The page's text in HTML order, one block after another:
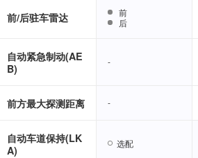
前/后驻车雷达
前
后
自动紧急制动(AE
B)
-
前方最大探测距离 -
自动车道保持(LK
A)
选配
前
后
-
-
选配